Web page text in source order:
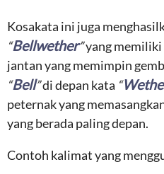
Kosakata ini juga
“Bellwether”yang
jantan yang memimpin
“Bell”di depan kata “
peternak yang
yang berada paling depan.
Contoh kalimat yang